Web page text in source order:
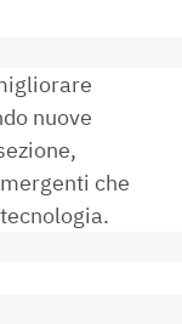
nuove
che